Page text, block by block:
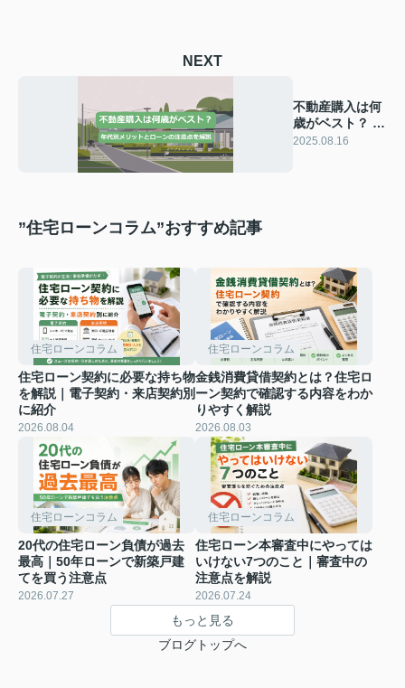
NEXT
不動産購入は何
歳がベスト？ 年
代別メリットと
2025.08.16
”住宅ローンコラム”おすすめ記事
住宅ローンコラム
住宅ローン契約に必要な持ち物
を解説｜電子契約・来店契約別
に紹介
2026.08.04
住宅ローンコラム
金銭消費貸借契約とは？住宅ロ
ーン契約で確認する内容をわか
りやすく解説
2026.08.03
住宅ローンコラム
20代の住宅ローン負債が過去
最高｜50年ローンで新築戸建
てを買う注意点
2026.07.27
住宅ローンコラム
住宅ローン本審査中にやっては
いけない7つのこと｜審査中の
注意点を解説
2026.07.24
もっと見る
ブログトップへ